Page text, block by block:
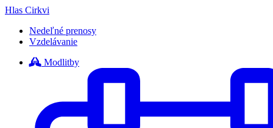
Hlas Cirkvi
Nedeľné prenosy
Vzdelávanie
Modlitby